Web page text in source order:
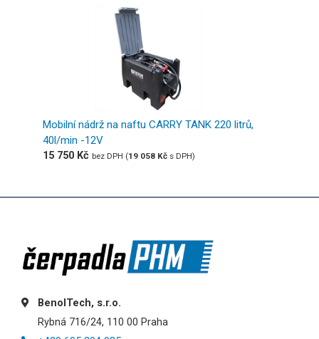
Mobilní nádrž na naftu CARRY TANK 220 litrů,
40l/min -12V
15 750 Kč bez DPH (19 058 Kč s DPH)
BenolTech, s.r.o.
Rybná 716/24, 110 00 Praha